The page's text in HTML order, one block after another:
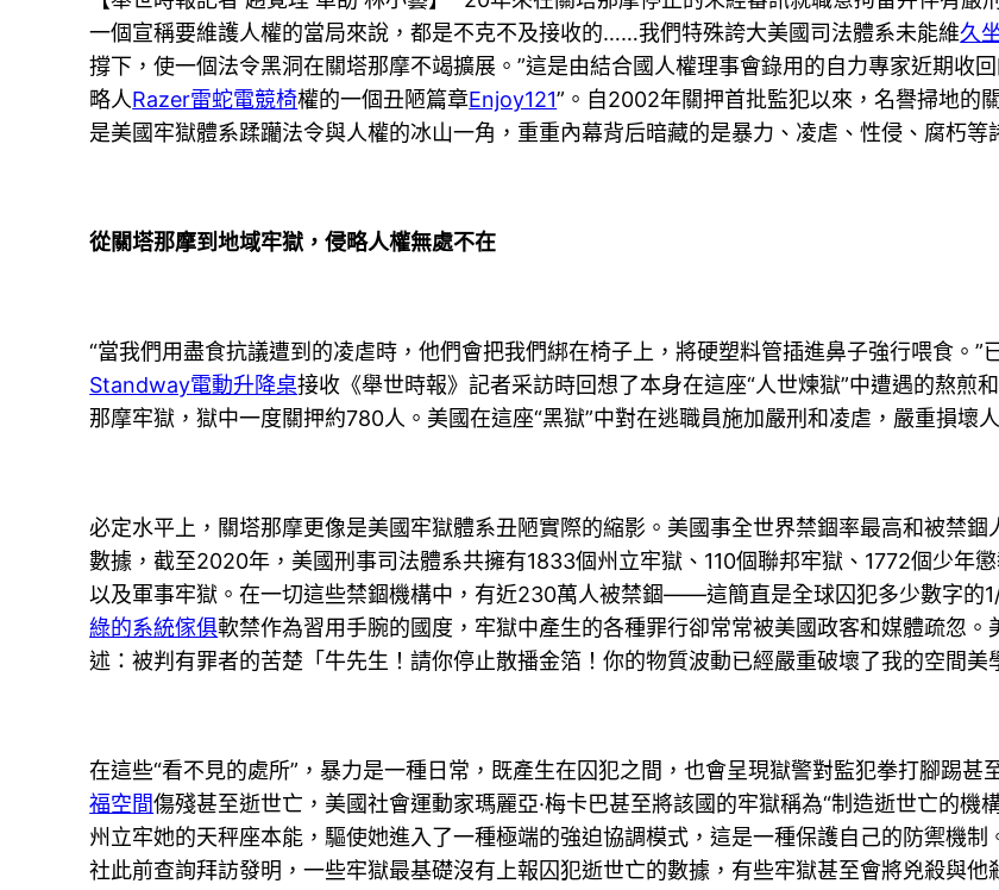
一個宣稱要維護人權的當局來說，都是不克不及接收的……我們特殊誇大美國司法體系未能維久
撐下，使一個法令黑洞在關塔那摩不竭擴展。”這是由結合國人權理事會錄用的自力專家近期收
略人Razer雷蛇電競椅權的一個丑陋篇章Enjoy121”。自2002年關押首批監犯以來，名譽掃地的
是美國牢獄體系蹂躪法令與人權的冰山一角，重重內幕背后暗藏的是暴力、凌虐、性侵、腐朽等
從關塔那摩到地域牢獄，侵略人權無處不在
“當我們用盡食抗議遭到的凌虐時，他們會把我們綁在椅子上，將硬塑料管插進鼻子強行喂食。”
Standway電動升降桌接收《舉世時報》記者采訪時回想了本身在這座“人世煉獄”中遭遇的熬煎
那摩牢獄，獄中一度關押約780人。美國在這座“黑獄”中對在逃職員施加嚴刑和凌虐，嚴重損壞
必定水平上，關塔那摩更像是美國牢獄體系丑陋實際的縮影。美國事全世界禁錮率最高和被禁
數據，截至2020年，美國刑事司法體系共擁有1833個州立牢獄、110個聯邦牢獄、1772個少年
以及軍事牢獄。在一切這些禁錮機構中，有近230萬人被禁錮——這簡直是全球囚犯多少數字的
綠的系統傢俱軟禁作為習用手腕的國度，牢獄中產生的各種罪行卻常常被美國政客和媒體疏忽
述：被判有罪者的苦楚「牛先生！請你停止散播金箔！你的物質波動已經嚴重破壞了我的空間美
在這些“看不見的處所”，暴力是一種日常，既產生在囚犯之間，也會呈現獄警對監犯拳打腳踢
福空間傷殘甚至逝世亡，美國社會運動家瑪麗亞·梅卡巴甚至將該國的牢獄稱為“制造逝世亡的機
州立牢她的天秤座本能，驅使她進入了一種極端的強迫協調模式，這是一種保護自己的防禦機
社此前查詢拜訪發明，一些牢獄最基礎沒有上報囚犯逝世亡的數據，有些牢獄甚至會將兇殺與他